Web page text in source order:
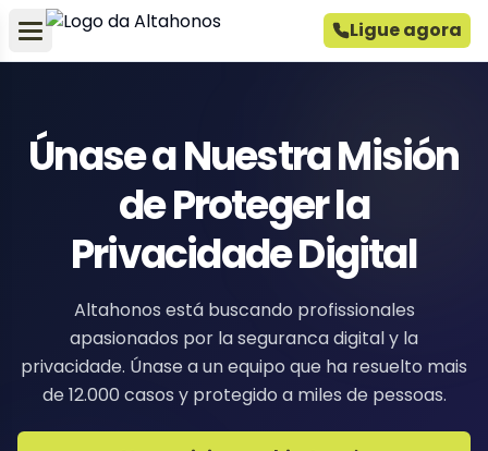
Ligue agora
Únase a Nuestra Misión
de Proteger la
Privacidade Digital
Altahonos está buscando profissionales
apasionados por la seguranca digital y la
privacidade. Únase a un equipo que ha resuelto mais
de 12.000 casos y protegido a miles de pessoas.